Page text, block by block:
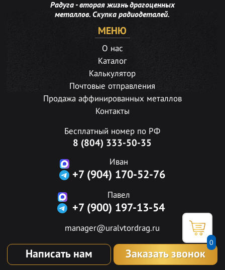
0
Радуга - вторая жизнь драгоценных
металлов. Скупка радиодеталей.
МЕНЮ
О нас
Каталог
Калькулятор
Почтовые отправления
Продажа аффинированных металлов
Контакты
Бесплатный номер по РФ
8 (804) 333-50-35
Иван
+7 (904) 170-52-76
Павел
+7 (900) 197-13-54
manager@uralvtordrag.ru
Написать нам Заказать звонок